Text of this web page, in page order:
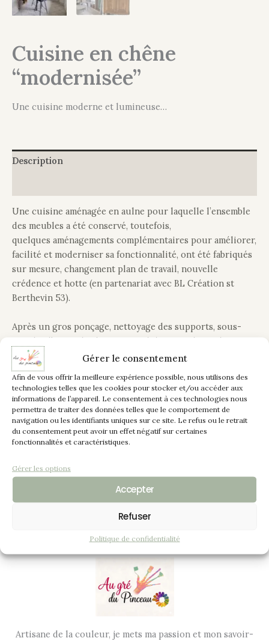
Gérer le consentement
Afin de vous offrir la meilleure expérience possible, nous utilisons des
technologies telles que les cookies pour stocker et/ou accéder aux
informations de l’appareil. Le consentement à ces technologies nous
permettra de traiter des données telles que le comportement de
navigation ou les identifiants uniques sur ce site. Le refus ou le retrait
du consentement peut avoir un effet négatif sur certaines
fonctionnalités et caractéristiques.
Gérer les options
Accepter
Refuser
Politique de confidentialité
Cuisine en chêne
“modernisée”
Une cuisine moderne et lumineuse…
Description
Une cuisine aménagée en aulne pour laquelle l’ensemble
des meubles a été conservé, toutefois,
quelques aménagements complémentaires pour améliorer,
facilité et moderniser sa fonctionnalité, ont été fabriqués
sur mesure, changement plan de travail, nouvelle
crédence et hotte (en partenariat avec BL Création st
Berthevin 53).
Après un gros ponçage, nettoyage des supports, sous-
couche d’accroche, la cuisine a été peinte de couleur
“Lin” puis, vitrifiée permettant une protection renforcée
et une jolie finition satinée.
Le petit plus pour rajeunir cette cuisine, on accessoirise
en changeant les poignées par de nouvelles en inox
brossé légèrement incurvées pour une meilleure prise en
main.
Et voilà une cuisine qui a totalement changer de look, un
réel plaisir de préparer de bons petits plats.
Artisane de la couleur, je mets ma passion et mon savoir-